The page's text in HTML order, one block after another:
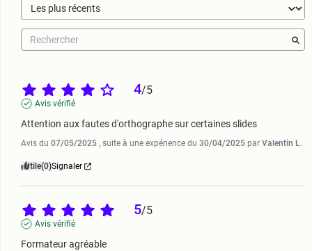
4/5
Avis vérifié
Attention aux fautes d'orthographe sur certaines slides
Avis du 07/05/2025 , suite à une expérience du 30/04/2025 par Valentin L.
Utile(0)Signaler
5/5
Avis vérifié
Formateur agréable